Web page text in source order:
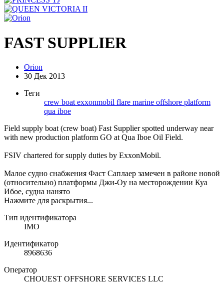
FAST SUPPLIER
Orion
30 Дек 2013
Теги
crew boat exxonmobil flare marine offshore platform
qua iboe
Field supply boat (crew boat) Fast Supplier spotted underway near
with new production platform GO at Qua Iboe Oil Field.
FSIV chartered for supply duties by ExxonMobil.
Малое судно снабжения Фаст Саплаер замечен в районе новой
(относительно) платформы Джи-Оу на месторождении Куа
Ибое, судна нанято
Нажмите для раскрытия...
Тип идентификатора
IMO
Идентификатор
8968636
Оператор
CHOUEST OFFSHORE SERVICES LLC